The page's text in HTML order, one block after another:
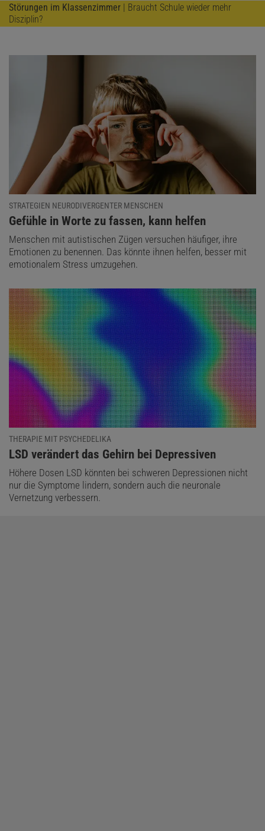
Störungen im Klassenzimmer | Braucht Schule wieder mehr
Disziplin?
STRATEGIEN NEURODIVERGENTER MENSCHEN
:
Gefühle in Worte zu fassen, kann helfen
Menschen mit autistischen Zügen versuchen häufiger, ihre
Emotionen zu benennen. Das könnte ihnen helfen, besser mit
emotionalem Stress umzugehen.
THERAPIE MIT PSYCHEDELIKA
:
LSD verändert das Gehirn bei Depressiven
Höhere Dosen LSD könnten bei schweren Depressionen nicht
nur die Symptome lindern, sondern auch die neuronale
Vernetzung verbessern.